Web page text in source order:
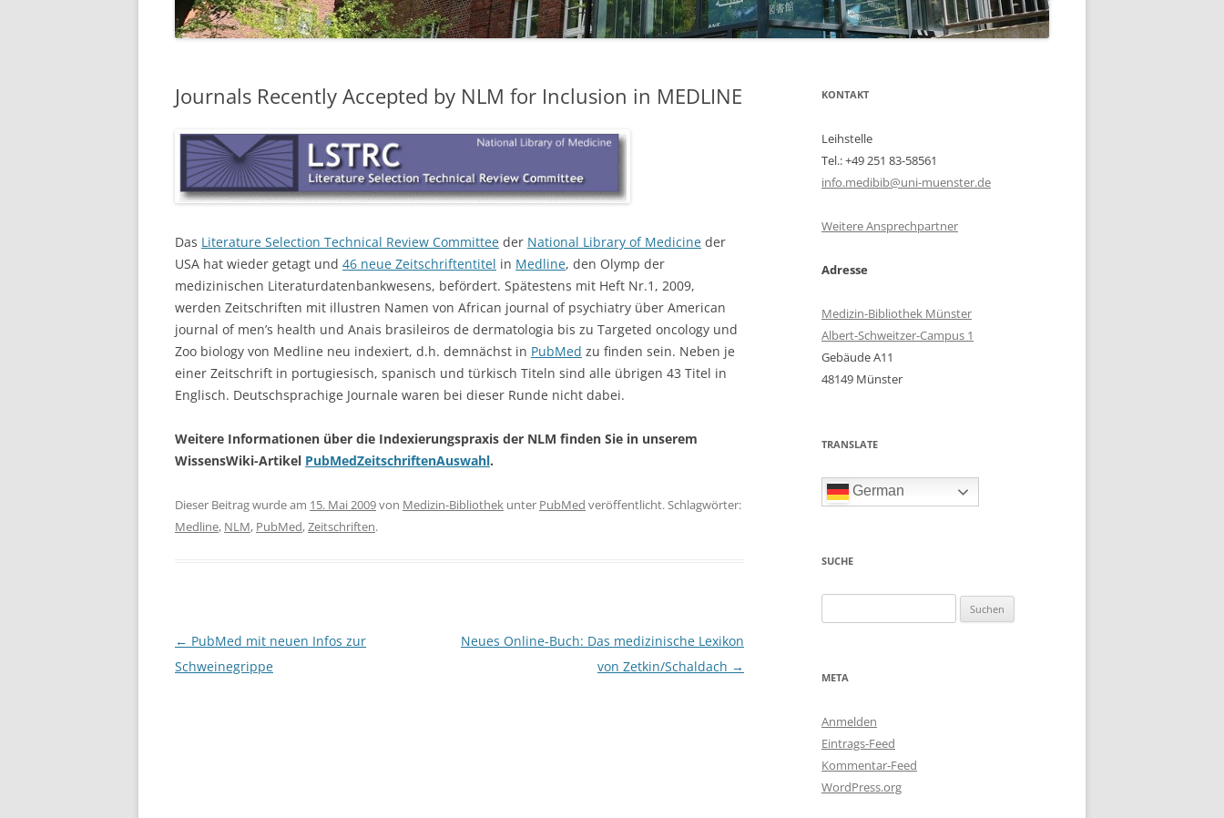
STUDIERENDE
ULB
ZEITSCHRIFTEN
Journals Recently Accepted by NLM for Inclusion in MEDLINE
Das Literature Selection Technical Review Committee der National Library of Medicine der
USA hat wieder getagt und 46 neue Zeitschriftentitel in Medline, den Olymp der
medizinischen Literaturdatenbankwesens, befördert. Spätestens mit Heft Nr.1, 2009,
werden Zeitschriften mit illustren Namen von African journal of psychiatry über American
journal of men’s health und Anais brasileiros de dermatologia bis zu Targeted oncology und
Zoo biology von Medline neu indexiert, d.h. demnächst in PubMed zu finden sein. Neben je
einer Zeitschrift in portugiesisch, spanisch und türkisch Titeln sind alle übrigen 43 Titel in
Englisch. Deutschsprachige Journale waren bei dieser Runde nicht dabei.
Weitere Informationen über die Indexierungspraxis der NLM finden Sie in unserem
WissensWiki-Artikel PubMedZeitschriftenAuswahl.
Dieser Beitrag wurde am 15. Mai 2009von Medizin-Bibliothek unter PubMed veröffentlicht. Schlagwörter:
Medline, NLM, PubMed,Zeitschriften.
Beitragsnavigation
← PubMed mit neuen Infos zur
Schweinegrippe
Neues Online-Buch: Das medizinische Lexikon
von Zetkin/Schaldach →
KONTAKT
Leihstelle
Tel.: +49 251 83-58561
info.medibib@uni-muenster.de
Weitere Ansprechpartner
Adresse
Medizin-Bibliothek Münster
Albert-Schweitzer-Campus 1
Gebäude A11
48149 Münster
TRANSLATE
German
SUCHE
nach:
META
Anmelden
Eintrags-Feed
Kommentar-Feed
WordPress.org